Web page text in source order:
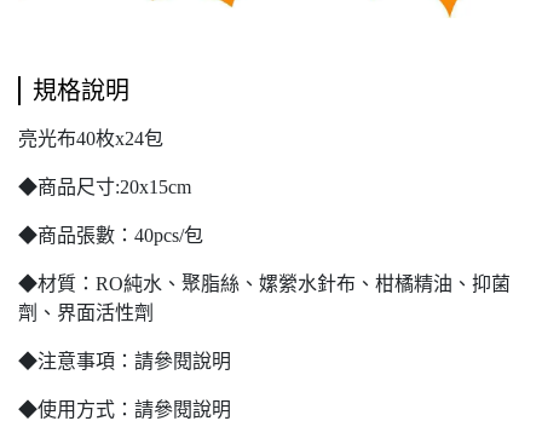
規格說明
亮光布40枚x24包
◆商品尺寸:20x15cm
◆商品張數：40pcs/包
◆材質：RO純水、聚脂絲、嫘縈水針布、柑橘精油、抑菌
劑、界面活性劑
◆注意事項：請參閱說明
◆使用方式：請參閱說明